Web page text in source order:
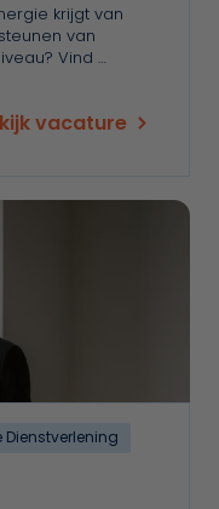
krijgt van
van
Vind …
vacature
Dienstverlening